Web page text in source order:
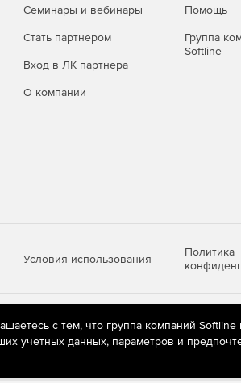
Семинары и вебинары
Стать партнером
Вход в ЛК партнера
О компании
Помощь
Группа
Softline
Условия использования
Политика
технологии(информационные технологии
сети «Интернет», находящихся на
с тем, что группа компаний Softline
учетных данных, параметров и